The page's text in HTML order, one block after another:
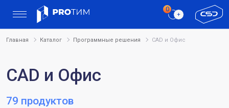
Главная Каталог Программные решения CAD и Офис
CAD и Офис
79 продуктов